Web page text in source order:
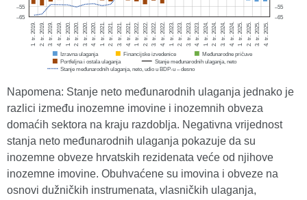
Napomena: Stanje neto međunarodnih ulaganja jednako je
razlici između inozemne imovine i inozemnih obveza
domaćih sektora na kraju razdoblja. Negativna vrijednost
stanja neto međunarodnih ulaganja pokazuje da su
inozemne obveze hrvatskih rezidenata veće od njihove
inozemne imovine. Obuhvaćene su imovina i obveze na
osnovi dužničkih instrumenata, vlasničkih ulaganja,